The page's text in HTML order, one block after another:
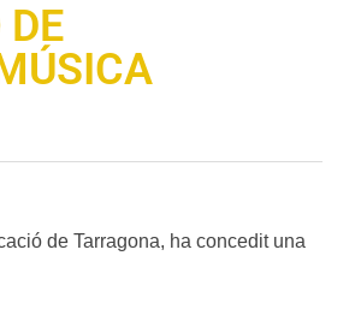
de Tarragona, ha concedit una